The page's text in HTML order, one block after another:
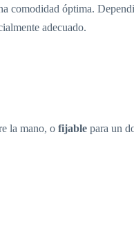
comodidad óptima.
adecuado.
la mano, o fijable para un